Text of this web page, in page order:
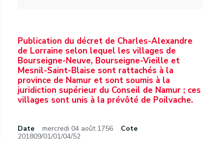
Publication du décret de Charles-Alexandre
de Lorraine selon lequel les villages de
Bourseigne-Neuve, Bourseigne-Vieille et
Mesnil-Saint-Blaise sont rattachés à la
province de Namur et sont soumis à la
juridiction supérieur du Conseil de Namur ; ces
villages sont unis à la prévôté de Poilvache.
Date mercredi 04 août 1756
Cote
201809/01/01/04/52